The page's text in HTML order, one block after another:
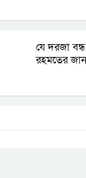
যে দরজা
রহমতের